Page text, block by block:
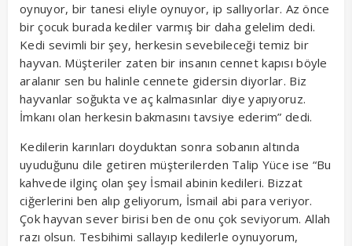
oynuyor, bir tanesi eliyle oynuyor, ip sallıyorlar. Az önce
bir çocuk burada kediler varmış bir daha gelelim dedi.
Kedi sevimli bir şey, herkesin sevebileceği temiz bir
hayvan. Müşteriler zaten bir insanın cennet kapısı böyle
aralanır sen bu halinle cennete gidersin diyorlar. Biz
hayvanlar soğukta ve aç kalmasınlar diye yapıyoruz.
İmkanı olan herkesin bakmasını tavsiye ederim” dedi.
Kedilerin karınları doyduktan sonra sobanın altında
uyuduğunu dile getiren müşterilerden Talip Yüce ise “Bu
kahvede ilginç olan şey İsmail abinin kedileri. Bizzat
ciğerlerini ben alıp geliyorum, İsmail abi para veriyor.
Çok hayvan sever birisi ben de onu çok seviyorum. Allah
razı olsun. Tesbihimi sallayıp kedilerle oynuyorum,